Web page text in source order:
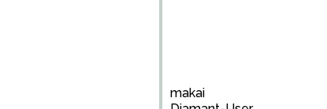
makai